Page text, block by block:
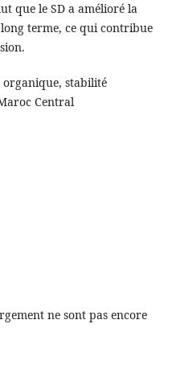
que le SD a amélioré la
terme, ce qui contribue
stabilité
Central
ne sont pas encore